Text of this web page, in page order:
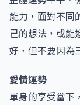
能力，面對不同
己的想法，或能
好，但不要因為
愛情運勢
單身的享受當下